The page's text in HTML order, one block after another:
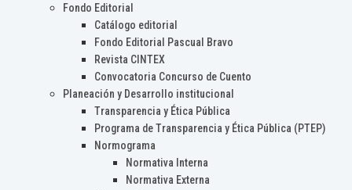
Fondo Editorial
Catálogo editorial
Fondo Editorial Pascual Bravo
Revista CINTEX
Convocatoria Concurso de Cuento
Planeación y Desarrollo institucional
Transparencia y Ética Pública
Programa de Transparencia y Ética Pública (PTEP)
Normograma
Normativa Interna
Normativa Externa